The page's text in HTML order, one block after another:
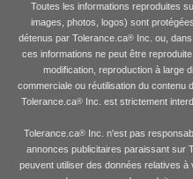
Toutes les informations reproduites
images, photos, logos) sont
détenus par Tolerance.ca® Inc. ou,
ces informations ne peut être
modification, reproduction à large
commerciale ou réutilisation du contenu
Tolerance.ca® Inc. est strictement
Tolerance.ca® Inc. n'est pas
annonces publicitaires paraissant sur
peuvent utiliser des données relatives